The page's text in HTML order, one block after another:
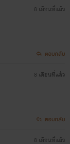
8 เดือนที่แล้ว
ตอบกลับ
8 เดือนที่แล้ว
ตอบกลับ
8 เดือนที่แล้ว